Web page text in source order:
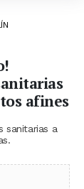
afines
sanitarias a